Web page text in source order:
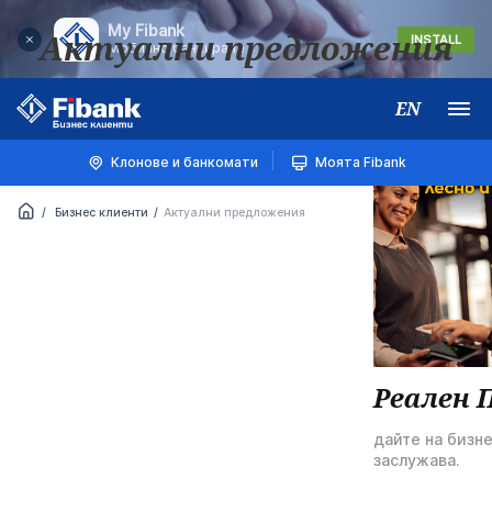
My Fibank
Мобилно банкиране
INSTALL
EN Меню
Клонове и банкомати Моята Fibank
Бизнес клиенти Актуални предложения
Актуални предложения
Реален
дайте на
заслужава.